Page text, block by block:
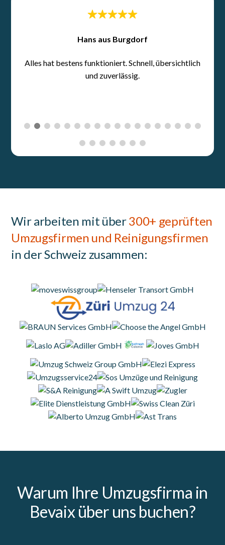
Wir arbeiten mit über300+ geprüften
Umzugsfirmen und Reinigungsfirmen
in der Schweiz zusammen:
Warum Ihre Umzugsfirma in
Bevaix über uns buchen?